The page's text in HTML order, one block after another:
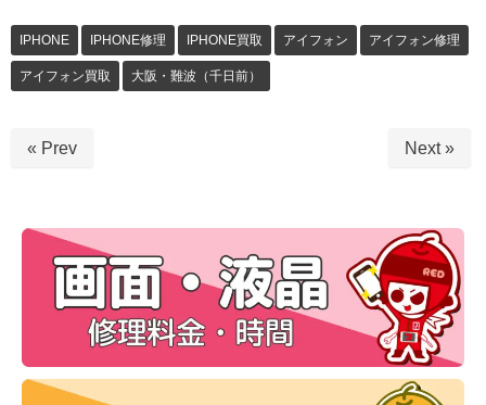
IPHONE IPHONE修理 IPHONE買取 アイフォン アイフォン修理
アイフォン買取 大阪・難波（千日前）
« Prev Next »